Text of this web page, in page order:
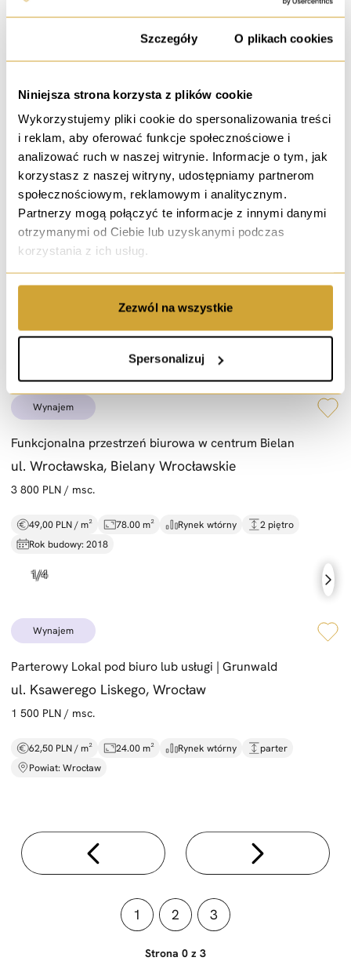
Szczegóły O plikach cookies
Niniejsza strona korzysta z plików cookie
Wykorzystujemy pliki cookie do spersonalizowania treści
i reklam, aby oferować funkcje społecznościowe i
analizować ruch w naszej witrynie. Informacje o tym, jak
korzystasz z naszej witryny, udostępniamy partnerom
społecznościowym, reklamowym i analitycznym.
Partnerzy mogą połączyć te informacje z innymi danymi
otrzymanymi od Ciebie lub uzyskanymi podczas
korzystania z ich usług.
Zezwól na wszystkie
Spersonalizuj
Zacharzyce
Rok budowy: 2011
wynajem
Lokal biurowy 202 m2 |10 min od Dworca PKP |MP
ul. marsz. Józefa Piłsudskiego, Wrocław
227.70 m² Rynek wtórny
wynajem
Funkcjonalna przestrzeń biurowa w centrum Bielan
ul. Wrocławska, Bielany Wrocławskie
3 800 PLN / msc.
49,00 PLN / m² 78.00 m² Rynek wtórny
2 piętro
Rok budowy: 2018
wynajem
Parterowy Lokal pod biuro lub usługi | Grunwald
ul. Ksawerego Liskego, Wrocław
1 500 PLN / msc.
62,50 PLN / m² 24.00 m² Rynek wtórny
parter
Powiat: Wrocław
1 2 3
Strona 0 z 3